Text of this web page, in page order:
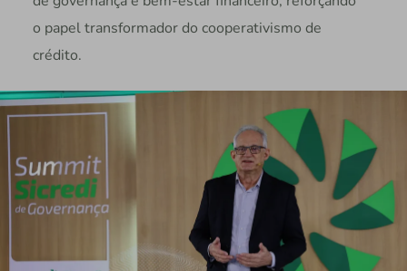
o papel transformador do cooperativismo de
crédito.